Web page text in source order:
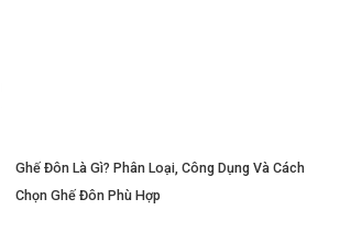
Ghế Đôn Là Gì? Phân Loại, Công Dụng Và Cách
Chọn Ghế Đôn Phù Hợp